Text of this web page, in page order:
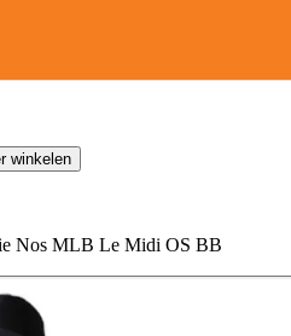
winkelen
Nos MLB Le Midi OS BB